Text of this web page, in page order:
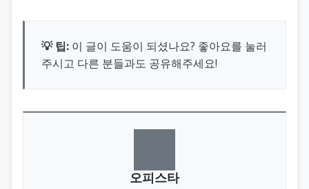
💡 팁: 이 글이 도움이 되셨나요? 좋아요를 눌러
주시고 다른 분들과도 공유해주세요!
오피스타